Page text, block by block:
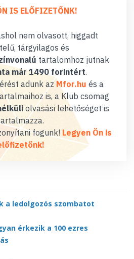
IS ELŐFIZETŐNK!
nem olvasott, higgadt
tárgyilagos és
tartalomhoz jutnak
már 1490 forintért.
adunk az Mfor.hu és a
is, a Klub csomag
olvasási lehetőséget is
fogunk! Legyen Ön is
a ledolgozós szombatot
érkezik a 100 ezres